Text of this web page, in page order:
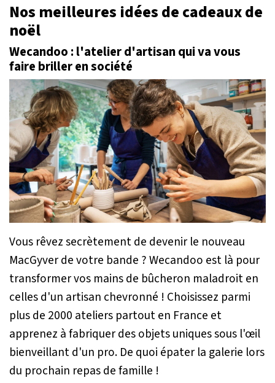
Nos meilleures idées de cadeaux de
noël
Wecandoo : l'atelier d'artisan qui va vous
faire briller en société
Vous rêvez secrètement de devenir le nouveau
MacGyver de votre bande ? Wecandoo est là pour
transformer vos mains de bûcheron maladroit en
celles d'un artisan chevronné ! Choisissez parmi
plus de 2000 ateliers partout en France et
apprenez à fabriquer des objets uniques sous l'œil
bienveillant d'un pro. De quoi épater la galerie lors
du prochain repas de famille !